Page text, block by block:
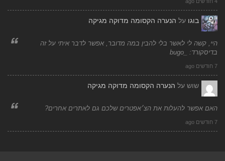
בוגו על הנערה הקסומה מדוקה מגיקה
היי, קשה לי לאשר בלי להבין במה מדובר, אפשר לדבר איתי על זה
בדיסקורד: _bugo
7 חודשים ago
שוש על הנערה הקסומה מדוקה מגיקה
האם אפשר להעלות את הצ׳אפטרים שלכם גם לאתרים אחרים?
7 חודשים ago